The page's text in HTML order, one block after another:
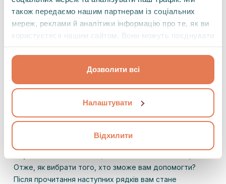
також передаємо нашим партнерам із соціальних
мереж, реклами й аналітики інформацію про те, як ви
користуєтеся нашим сайтом. Вони можуть поєднувати
зібрали під час вашого користування їхніми
Дозволити всі
Налаштувати
Відхилити
Психіатр, психолог, психотерапевт: яка
різниця між ними і до кого звертатись?
Отже, як вибрати того, хто зможе вам допомогти?
Після прочитання наступних рядків вам стане